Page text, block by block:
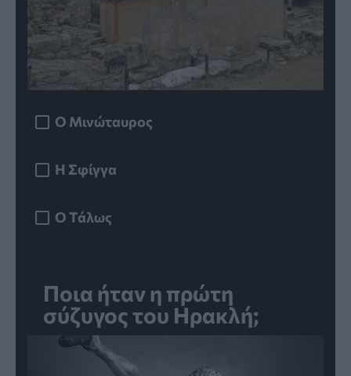
Ο Μινώταυρος
Η Σφίγγα
Ο Τάλως
Ποια ήταν η πρώτη
σύζυγος του Ηρακλή;